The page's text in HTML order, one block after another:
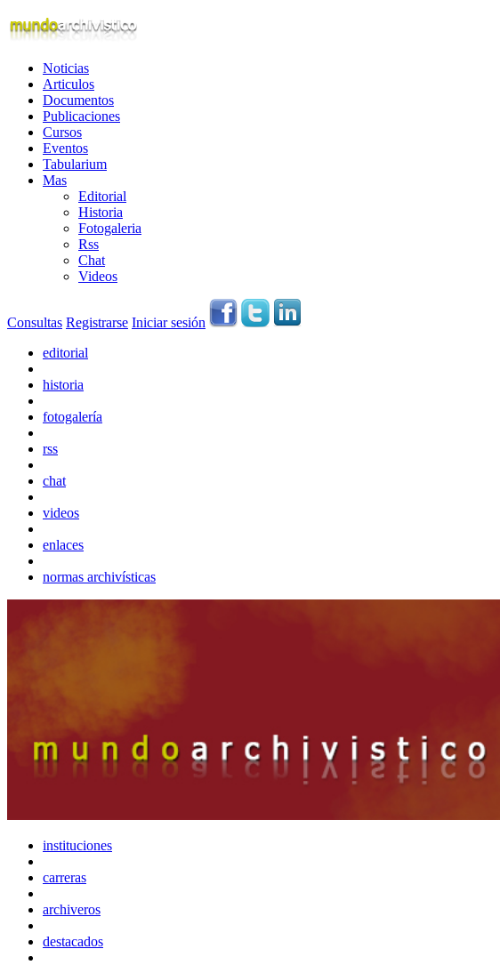
Noticias
Articulos
Documentos
Publicaciones
Cursos
Eventos
Tabularium
Mas
Editorial
Historia
Fotogaleria
Rss
Chat
Videos
Consultas Registrarse Iniciar sesión
editorial
historia
fotogalería
rss
chat
videos
enlaces
normas archivísticas
instituciones
carreras
archiveros
destacados